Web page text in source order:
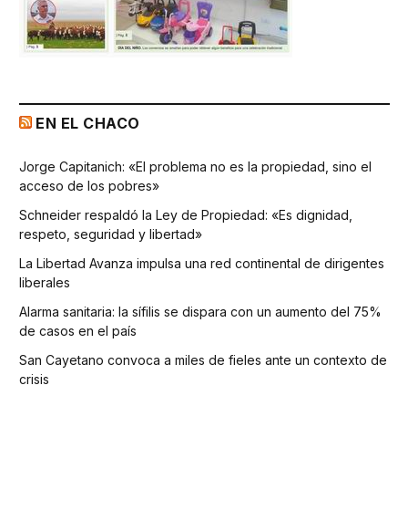
EN EL CHACO
Jorge Capitanich: «El problema no es la propiedad, sino el
acceso de los pobres»
Schneider respaldó la Ley de Propiedad: «Es dignidad,
respeto, seguridad y libertad»
La Libertad Avanza impulsa una red continental de dirigentes
liberales
Alarma sanitaria: la sífilis se dispara con un aumento del 75%
de casos en el país
San Cayetano convoca a miles de fieles ante un contexto de
crisis